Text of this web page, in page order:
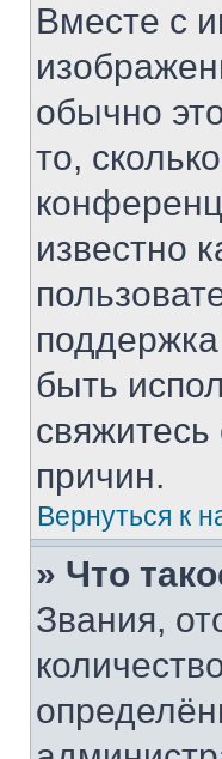
Вместе с
обычно
то,
известно
быть
причин.
Вернуться к
» Что
Звания,